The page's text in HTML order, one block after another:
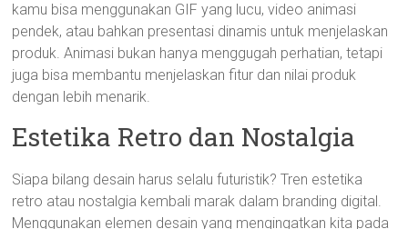
kamu bisa menggunakan GIF yang lucu, video animasi
pendek, atau bahkan presentasi dinamis untuk menjelaskan
produk. Animasi bukan hanya menggugah perhatian, tetapi
juga bisa membantu menjelaskan fitur dan nilai produk
dengan lebih menarik.
Estetika Retro dan Nostalgia
Siapa bilang desain harus selalu futuristik? Tren estetika
retro atau nostalgia kembali marak dalam branding digital.
Menggunakan elemen desain yang mengingatkan kita pada